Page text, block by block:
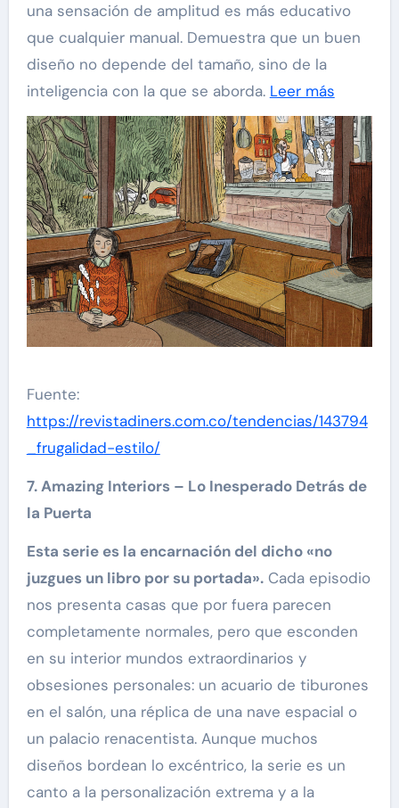
una sensación de amplitud es más educativo
que cualquier manual. Demuestra que un buen
diseño no depende del tamaño, sino de la
inteligencia con la que se aborda. Leer más
Fuente:
https://revistadiners.com.co/tendencias/143794
_frugalidad-estilo/
7. Amazing Interiors – Lo Inesperado Detrás de
la Puerta
Esta serie es la encarnación del dicho «no
juzgues un libro por su portada».Cada episodio
nos presenta casas que por fuera parecen
completamente normales, pero que esconden
en su interior mundos extraordinarios y
obsesiones personales: un acuario de tiburones
en el salón, una réplica de una nave espacial o
un palacio renacentista. Aunque muchos
diseños bordean lo excéntrico, la serie es un
canto a la personalización extrema y a la